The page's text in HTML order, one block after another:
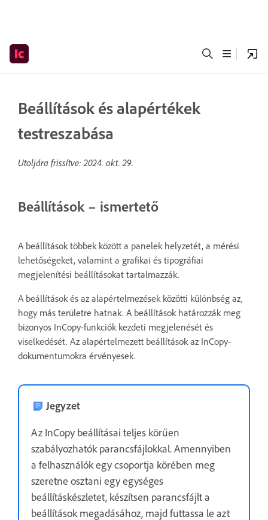
Beállítások és alapértékek
testreszabása
Utoljára frissítve:2024. okt. 29.
Beállítások – ismertető
A beállítások többek között a panelek helyzetét, a mérési
lehetőségeket, valamint a grafikai és tipográfiai
megjelenítési beállításokat tartalmazzák.
A beállítások és az alapértelmezések közötti különbség az,
hogy más területre hatnak. A beállítások határozzák meg
bizonyos InCopy-funkciók kezdeti megjelenését és
viselkedését. Az alapértelmezett beállítások az InCopy-
dokumentumokra érvényesek.
Jegyzet
Az InCopy beállításai teljes körűen
szabályozhatók parancsfájlokkal. Amennyiben
a felhasználók egy csoportja körében meg
szeretne osztani egy egységes
beállításkészletet, készítsen parancsfájlt a
beállítások megadásához, majd futtassa le azt